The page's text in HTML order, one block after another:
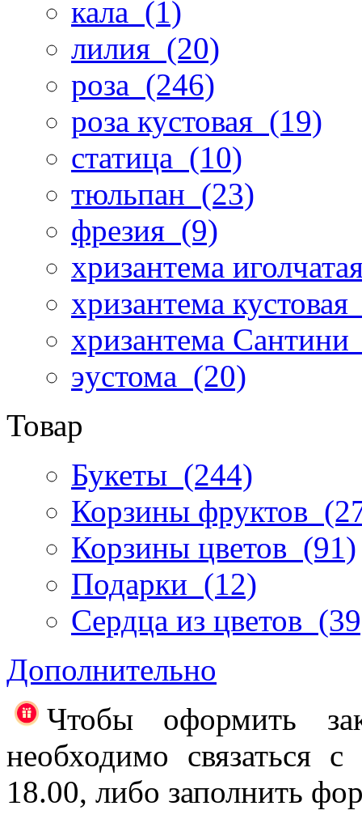
кала (1)
лилия (20)
роза (246)
роза кустовая (19)
статица (10)
тюльпан (23)
фрезия (9)
хризантема
хризантема кустовая
хризантема Сантини
эустома (20)
Товар
Букеты (244)
Корзины фруктов
Корзины цветов (91)
Подарки (12)
Сердца из цветов
Дополнительно
Чтобы оформить
необходимо
18.00, либо заполнить